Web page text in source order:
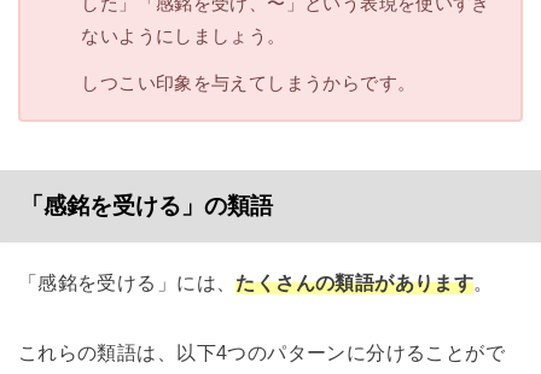
ないようにしましょう。
しつこい印象を与えてしまうからです。
「感銘を受ける」の類語
「感銘を受ける」には、たくさんの類語があります。
これらの類語は、以下4つのパターンに分けることがで